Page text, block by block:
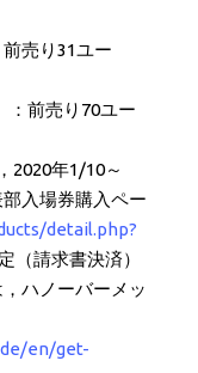
売り31ユー
前売り70ユー
年1/10～
入場券購入ペー
detail.php?
（請求書決済）
ハノーバーメッ
en/get-